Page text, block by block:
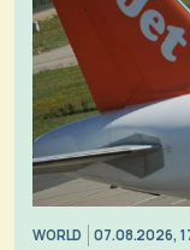
WORLD 07.08.2026,